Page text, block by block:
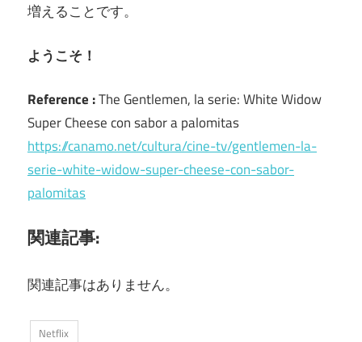
増えることです。
ようこそ！
Reference :The Gentlemen, la serie: White Widow
Super Cheese con sabor a palomitas
https://canamo.net/cultura/cine-tv/gentlemen-la-
serie-white-widow-super-cheese-con-sabor-
palomitas
関連記事:
関連記事はありません。
Netflix